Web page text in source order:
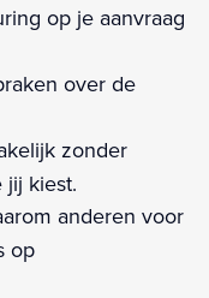
op je aanvraag
over de
zonder
kiest.
anderen voor
op